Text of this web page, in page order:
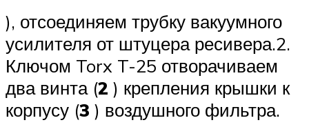
), отсоединяем трубку вакуумного
усилителя от штуцера ресивера.2.
Ключом Torx T-25 отворачиваем
два винта (2 ) крепления крышки к
корпусу (3 ) воздушного фильтра.